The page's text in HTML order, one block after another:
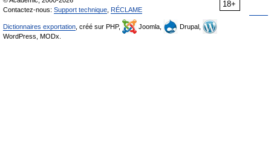
18+
Contactez-nous: Support technique RÉCLAME
Dictionnaires exportation , créé sur PHP, Joomla,
Drupal,
WordPress, MODx.